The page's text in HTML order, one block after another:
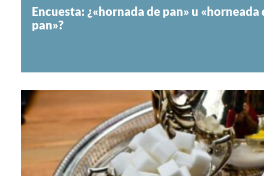
Encuesta: ¿«hornada de pan» u «horneada
pan»?